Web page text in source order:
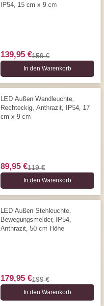
IP54, 15 cm x 9 cm
139,95 €159 €
In den Warenkorb
LED Außen Wandleuchte,
Rechteckig, Anthrazit, IP54, 17
cm x 9 cm
89,95 €119 €
In den Warenkorb
LED Außen Stehleuchte,
Bewegungs­melder, IP54,
Anthrazit, 50 cm Höhe
179,95 €199 €
In den Warenkorb